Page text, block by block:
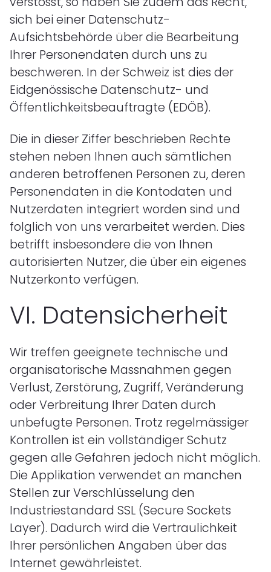
sich bei einer Datenschutz-
Aufsichtsbehörde über die Bearbeitung
Ihrer Personendaten durch uns zu
beschweren. In der Schweiz ist dies der
Eidgenössische Datenschutz- und
Öffentlichkeitsbeauftragte (EDÖB).
Die in dieser Ziffer beschrieben Rechte
stehen neben Ihnen auch sämtlichen
anderen betroffenen Personen zu, deren
Personendaten in die Kontodaten und
Nutzerdaten integriert worden sind und
folglich von uns verarbeitet werden. Dies
betrifft insbesondere die von Ihnen
autorisierten Nutzer, die über ein eigenes
Nutzerkonto verfügen.
VI. Datensicherheit
Wir treffen geeignete technische und
organisatorische Massnahmen gegen
Verlust, Zerstörung, Zugriff, Veränderung
oder Verbreitung Ihrer Daten durch
unbefugte Personen. Trotz regelmässiger
Kontrollen ist ein vollständiger Schutz
gegen alle Gefahren jedoch nicht möglich.
Die Applikation verwendet an manchen
Stellen zur Verschlüsselung den
Industriestandard SSL (Secure Sockets
Layer). Dadurch wird die Vertraulichkeit
Ihrer persönlichen Angaben über das
Internet gewährleistet.